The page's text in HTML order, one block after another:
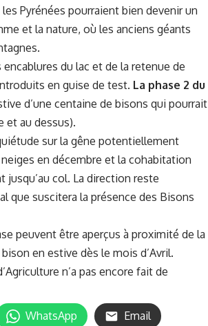
Pyrénées pourraient bien devenir un
et la nature, où les anciens géants
du lac et de la retenue de
en guise de test. La phase 2 du
d’une centaine de bisons qui pourrait
et au dessus).
sur la gêne potentiellement
en décembre et la cohabitation
jusqu’au col. La direction reste
que suscitera la présence des Bisons
peuvent être aperçus à proximité de la
en estive dès le mois d’Avril.
n’a pas encore fait de
WhatsApp Email